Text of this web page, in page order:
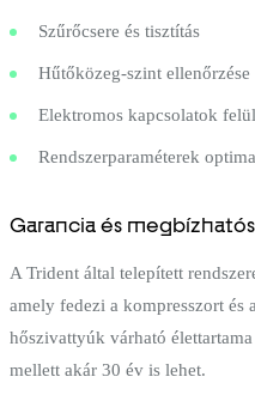
Szűrőcsere és tisztítás
Hűtőközeg-szint ellenőrzése
Elektromos kapcsolatok
Rendszerparaméterek
Garancia és
A Trident által telepített
amely fedezi a kompresszort és
hőszivattyúk várható
mellett akár 30 év is lehet.